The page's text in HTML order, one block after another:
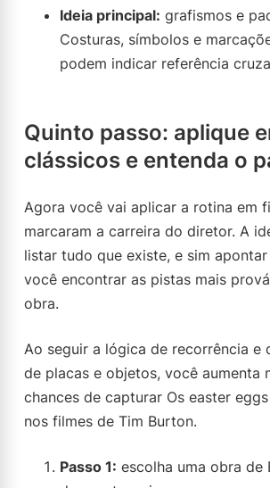
Ideia principal: grafismos e
Costuras, símbolos e
podem indicar referência
Quinto passo: aplique
clássicos e entenda o
Agora você vai aplicar a rotina em
marcaram a carreira do diretor. A
listar tudo que existe, e sim
você encontrar as pistas mais
obra.
Ao seguir a lógica de recorrência e
de placas e objetos, você aumenta
chances de capturar Os easter
nos filmes de Tim Burton.
Passo 1: escolha uma obra de